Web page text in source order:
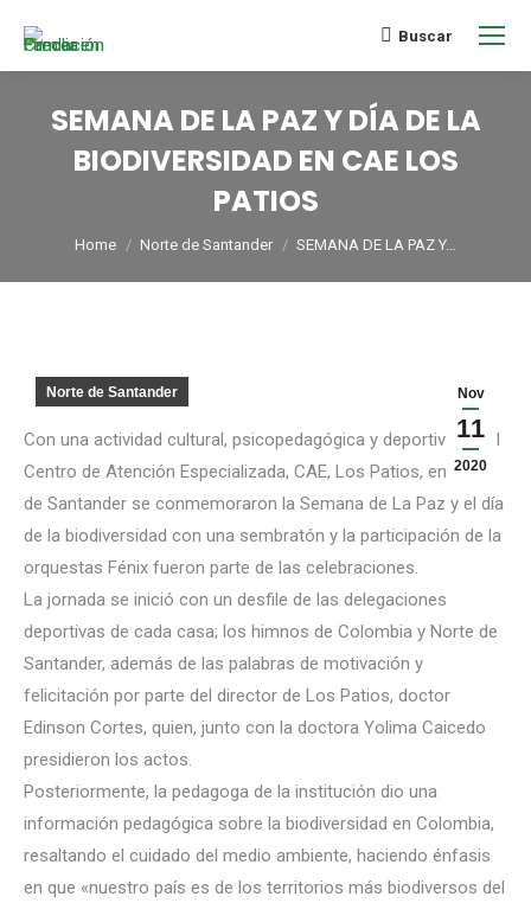
Buscar
SEMANA DE LA PAZ Y DÍA DE LA
BIODIVERSIDAD EN CAE LOS
PATIOS
You are here:
Home Norte de Santander SEMANA DE LA PAZ Y…
Nov
11
2020
Norte de Santander
Con una actividad cultural, psicopedagógica y deportiva, en el
Centro de Atención Especializada, CAE, Los Patios, en Norte
de Santander se conmemoraron la Semana de La Paz y el día
de la biodiversidad con una sembratón y la participación de la
orquestas Fénix fueron parte de las celebraciones.
La jornada se inició con un desfile de las delegaciones
deportivas de cada casa; los himnos de Colombia y Norte de
Santander, además de las palabras de motivación y
felicitación por parte del director de Los Patios, doctor
Edinson Cortes, quien, junto con la doctora Yolima Caicedo
presidieron los actos.
Posteriormente, la pedagoga de la institución dio una
información pedagógica sobre la biodiversidad en Colombia,
resaltando el cuidado del medio ambiente, haciendo énfasis
en que «nuestro país es de los territorios más biodiversos del